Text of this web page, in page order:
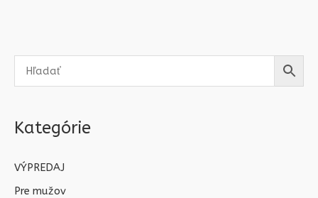
Kategórie
VÝPREDAJ
Pre mužov